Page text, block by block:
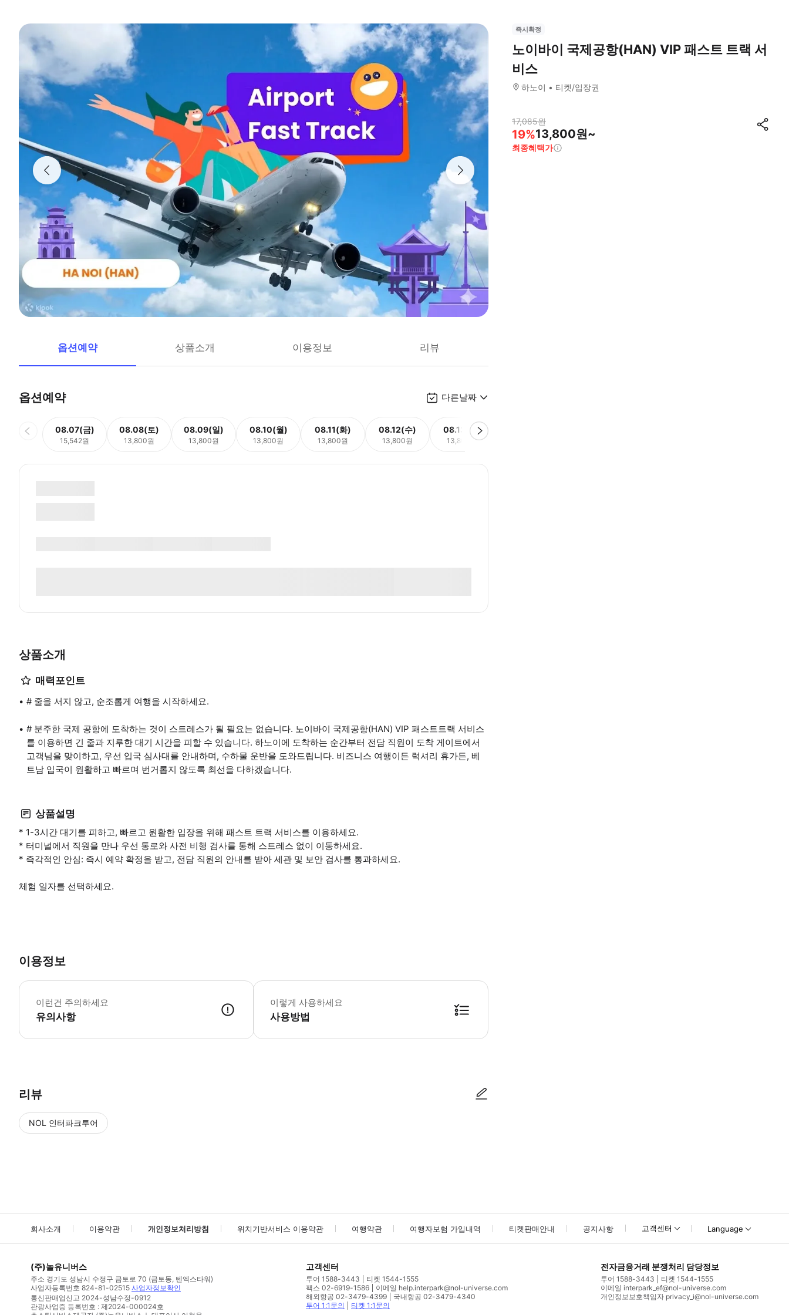
옵션예약 상품소개 이용정보 리뷰
옵션예약 다른날짜
08.07(금)
15,542원
08.08(토)
13,800원
08.09(일)
13,800원
08.10(월)
13,800원
08.11(화)
13,800원
08.12(수)
13,800원
08.13(목)
13,800원
상품소개
매력포인트
# 줄을 서지 않고, 순조롭게 여행을 시작하세요.
# 분주한 국제 공항에 도착하는 것이 스트레스가 될 필요는 없습니다. 노이바이 국제공항(HAN) VIP 패스트트랙 서비스
를 이용하면 긴 줄과 지루한 대기 시간을 피할 수 있습니다. 하노이에 도착하는 순간부터 전담 직원이 도착 게이트에서
고객님을 맞이하고, 우선 입국 심사대를 안내하며, 수하물 운반을 도와드립니다. 비즈니스 여행이든 럭셔리 휴가든, 베
트남 입국이 원활하고 빠르며 번거롭지 않도록 최선을 다하겠습니다.
상품설명
* 1-3시간 대기를 피하고, 빠르고 원활한 입장을 위해 패스트 트랙 서비스를 이용하세요.
* 터미널에서 직원을 만나 우선 통로와 사전 비행 검사를 통해 스트레스 없이 이동하세요.
* 즉각적인 안심: 즉시 예약 확정을 받고, 전담 직원의 안내를 받아 세관 및 보안 검사를 통과하세요.
체험 일자를 선택하세요.
이용정보
이런건 주의하세요
유의사항
- 추가정보
이렇게 사용하세요
사용방법
리뷰
NOL 인터파크투어
즉시확정
노이바이 국제공항(HAN) VIP 패스트 트랙 서
비스
하노이 티켓/입장권
17,085원
19%13,800원~
최종혜택가
회사소개 이용약관 개인정보처리방침 위치기반서비스 이용약관 여행약관 여행자보험 가입내역 티켓판매안내 공지사항 고객센터 Language
(주)놀유니버스
주소 경기도 성남시 수정구 금토로 70 (금토동, 텐엑스타워)
사업자등록번호 824-81-02515 사업자정보확인
통신판매업신고 2024-성남수정-0912
관광사업증 등록번호 : 제2024-000024호
고객센터
투어 1588-3443
티켓 1544-1555
팩스 02-6919-1586
이메일 help.interpark@nol-universe.com
해외항공 02-3479-4399
국내항공 02-3479-4340
투어 1:1문의
티켓 1:1문의
전자금융거래 분쟁처리 담당정보
투어 1588-3443
티켓 1544-1555
이메일 interpark_ef@nol-universe.com
개인정보보호책임자 privacy_i@nol-universe.com